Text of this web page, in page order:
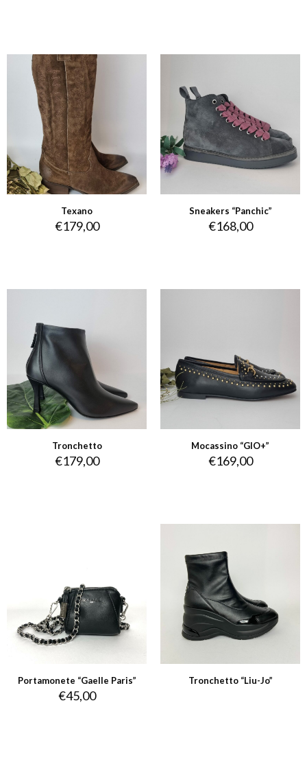
Texano
€179,00
Sneakers “Panchic”
€168,00
Tronchetto
€179,00
Mocassino “GIO+”
€169,00
Portamonete “Gaelle Paris”
€45,00
Tronchetto “Liu-Jo”